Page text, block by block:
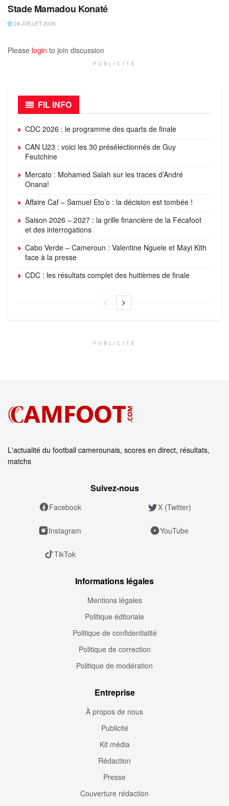
Stade Mamadou Konaté
29 JUILLET 2026
Please login to join discussion
PUBLICITÉ
FIL INFO
CDC 2026 : le programme des quarts de finale
CAN U23 : voici les 30 présélectionnés de Guy
Feutchine
Mercato : Mohamed Salah sur les traces d’André
Onana!
Affaire Caf – Samuel Eto’o : la décision est tombée !
Saison 2026 – 2027 : la grille financière de la Fécafoot
et des interrogations
Cabo Verde – Cameroun : Valentine Nguele et Mayi Kith
face à la presse
CDC : les résultats complet des huitièmes de finale
PUBLICITÉ
L'actualité du football camerounais, scores en direct, résultats,
matchs
Suivez‑nous
Facebook X (Twitter)
Instagram YouTube
TikTok
Informations légales
Mentions légales
Politique éditoriale
Politique de confidentialité
Politique de correction
Politique de modération
Entreprise
À propos de nous
Publicité
Kit média
Rédaction
Presse
Couverture rédaction